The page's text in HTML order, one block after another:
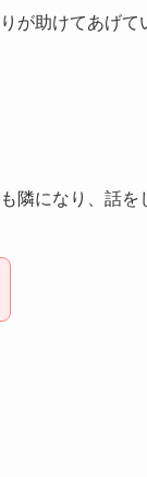
が助けてあげて
隣になり、話を